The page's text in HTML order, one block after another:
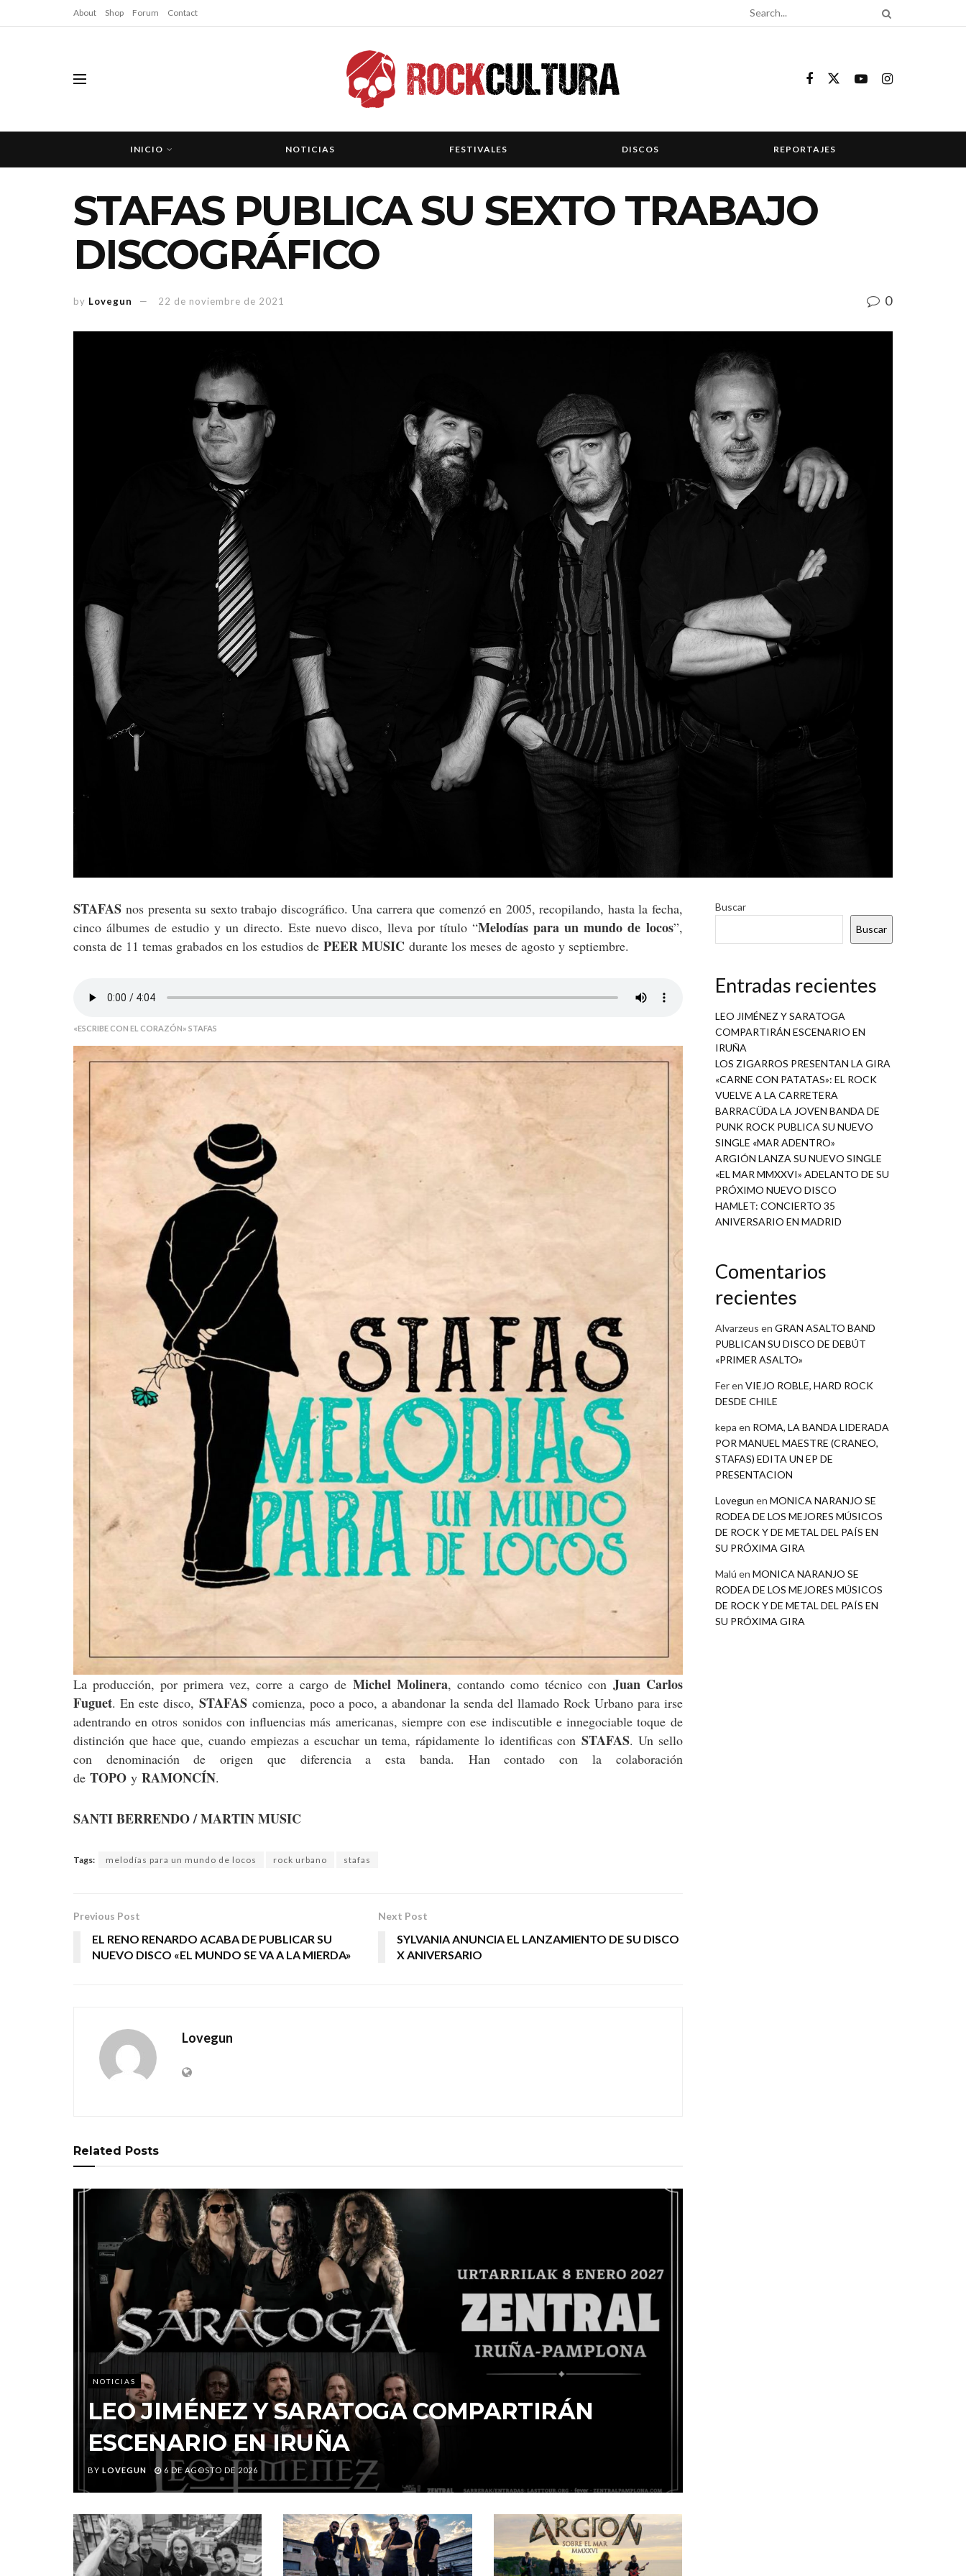
About Shop Forum Contact
INICIO NOTICIAS FESTIVALES DISCOS REPORTAJES
STAFAS PUBLICA SU SEXTO TRABAJO
DISCOGRÁFICO
by Lovegun 22 de noviembre de 2021 0
STAFAS nos presenta su sexto trabajo discográfico. Una carrera que comenzó en 2005, recopilando, hasta la fecha,
cinco álbumes de estudio y un directo. Este nuevo disco, lleva por título “Melodías para un mundo de locos”,
consta de 11 temas grabados en los estudios de PEER MUSIC durante los meses de agosto y septiembre.
«ESCRIBE CON EL CORAZÓN» STAFAS
La producción, por primera vez, corre a cargo de Michel Molinera, contando como técnico con Juan Carlos
Fuguet. En este disco, STAFAScomienza, poco a poco, a abandonar la senda del llamado Rock Urbano para irse
adentrando en otros sonidos con influencias más americanas, siempre con ese indiscutible e innegociable toque de
distinción que hace que, cuando empiezas a escuchar un tema, rápidamente lo identificas conSTAFAS. Un sello
con denominación de origen que diferencia a esta banda. Han contado con la colaboración
de TOPO y RAMONCÍN.
SANTI BERRENDO / MARTIN MUSIC
Tags: melodías para un mundo de locos rock urbano stafas
Previous Post
EL RENO RENARDO ACABA DE PUBLICAR SU
NUEVO DISCO «EL MUNDO SE VA A LA MIERDA»
Next Post
SYLVANIA ANUNCIA EL LANZAMIENTO DE SU DISCO
X ANIVERSARIO
Lovegun
Related Posts
NOTICIAS
LEO JIMÉNEZ Y SARATOGA COMPARTIRÁN
ESCENARIO EN IRUÑA
BY LOVEGUN 6 DE AGOSTO DE 2026
Buscar
Buscar
Entradas recientes
LEO JIMÉNEZ Y SARATOGA
COMPARTIRÁN ESCENARIO EN
IRUÑA
LOS ZIGARROS PRESENTAN LA GIRA
«CARNE CON PATATAS»: EL ROCK
VUELVE A LA CARRETERA
BARRACÜDA LA JOVEN BANDA DE
PUNK ROCK PUBLICA SU NUEVO
SINGLE «MAR ADENTRO»
ARGIÓN LANZA SU NUEVO SINGLE
«EL MAR MMXXVI» ADELANTO DE SU
PRÓXIMO NUEVO DISCO
HAMLET: CONCIERTO 35
ANIVERSARIO EN MADRID
Comentarios
recientes
Alvarzeus en GRAN ASALTO BAND
PUBLICAN SU DISCO DE DEBÚT
«PRIMER ASALTO»
Feren VIEJO ROBLE, HARD ROCK
DESDE CHILE
kepa en ROMA, LA BANDA LIDERADA
POR MANUEL MAESTRE (CRANEO,
STAFAS) EDITA UN EP DE
PRESENTACION
Lovegun en MONICA NARANJO SE
RODEA DE LOS MEJORES MÚSICOS
DE ROCK Y DE METAL DEL PAÍS EN
SU PRÓXIMA GIRA
Malú en MONICA NARANJO SE
RODEA DE LOS MEJORES MÚSICOS
DE ROCK Y DE METAL DEL PAÍS EN
SU PRÓXIMA GIRA